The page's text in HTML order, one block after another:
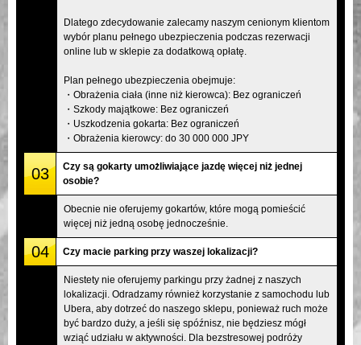
Dlatego zdecydowanie zalecamy naszym cenionym klientom
wybór planu pełnego ubezpieczenia podczas rezerwacji
online lub w sklepie za dodatkową opłatę.
Plan pełnego ubezpieczenia obejmuje:
・Obrażenia ciała (inne niż kierowca): Bez ograniczeń
・Szkody majątkowe: Bez ograniczeń
・Uszkodzenia gokarta: Bez ograniczeń
・Obrażenia kierowcy: do 30 000 000 JPY
03
Czy są gokarty umożliwiające jazdę więcej niż jednej
osobie?
Obecnie nie oferujemy gokartów, które mogą pomieścić
więcej niż jedną osobę jednocześnie.
04 Czy macie parking przy waszej lokalizacji?
Niestety nie oferujemy parkingu przy żadnej z naszych
lokalizacji. Odradzamy również korzystanie z samochodu lub
Ubera, aby dotrzeć do naszego sklepu, ponieważ ruch może
być bardzo duży, a jeśli się spóźnisz, nie będziesz mógł
wziąć udziału w aktywności. Dla bezstresowej podróży